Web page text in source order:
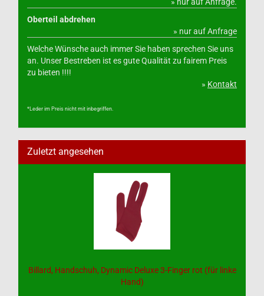
Oberteil abdrehen
» nur auf Anfrage
Welche Wünsche auch immer Sie haben sprechen Sie uns
an. Unser Bestreben ist es gute Qualität zu fairem Preis
zu bieten !!!!
» Kontakt
*Leder im Preis nicht mit inbegriffen.
Zuletzt angesehen
Billard, Handschuh, Dynamic Deluxe 3-Finger rot (für linke
Hand)